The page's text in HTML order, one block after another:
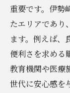
重要です。伊勢
たエリアであり
ます。例えば、
便利さを求める
教育機関や医療
世代に安心感を